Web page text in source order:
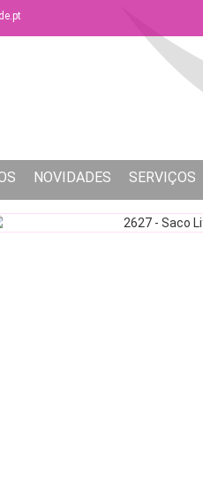
NOVIDADES SERVIÇOS